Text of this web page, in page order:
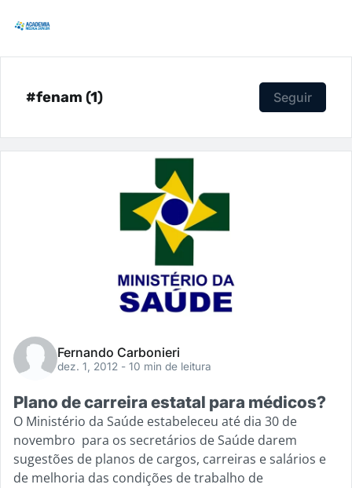
#fenam (1) Seguir
Fernando Carbonieri
dez. 1, 2012 - 10 min de leitura
Plano de carreira estatal para médicos?
O Ministério da Saúde estabeleceu até dia 30 de
novembro para os secretários de Saúde darem
sugestões de planos de cargos, carreiras e salários e
de melhoria das condições de trabalho de